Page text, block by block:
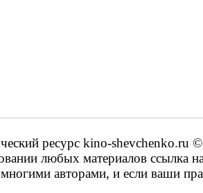
ресурс kino-shevchenko.ru ©
любых материалов ссылка на
авторами, и если ваши